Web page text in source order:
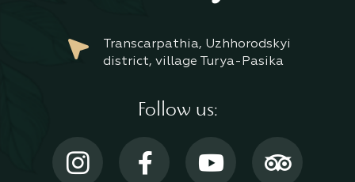
Transcarpathia, Uzhhorodskyi
district, village Turya-Pasika
Follow us: